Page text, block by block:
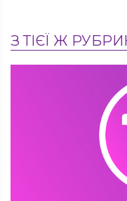
З ТІЄЇ Ж